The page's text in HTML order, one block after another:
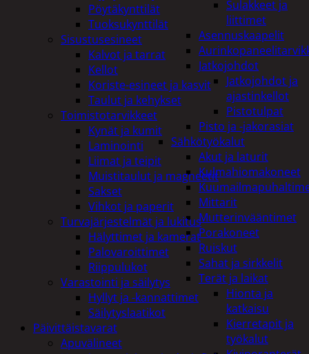
Sulakkeet ja
liittimet
Asennuskaapelit
Jatkojohdot
Jatkojohdot ja
ajastinkellot
Pistotulpat
Pisto ja -jakorasiat
Sähkötyökalut
Akut ja laturit
Kulmahiomakoneet
Mittarit
Mutterinvääntimet
Porakoneet
Ruiskut
Sahat ja sirkkelit
Terät ja laikat
Hionta ja
katkaisu
Kierretapit ja
työkalut
Pöytäkynttilät
Tuoksukynttilät
Sisustusesineet
Kalvot ja tarrat
Kellot
Koriste-esineet ja kasvit
Taulut ja kehykset
Toimistotarvikkeet
Kynät ja kumit
Laminointi
Liimat ja teipit
Muistitaulut ja magneetit
Sakset
Vihkot ja paperit
Turvajärjestelmät ja lukitus
Hälyttimet ja kamerat
Palovaroittimet
Riippulukot
Varastointi ja säilytys
Hyllyt ja -kannattimet
Säilytyslaatikot
Päivittäistavarat
Apuvälineet